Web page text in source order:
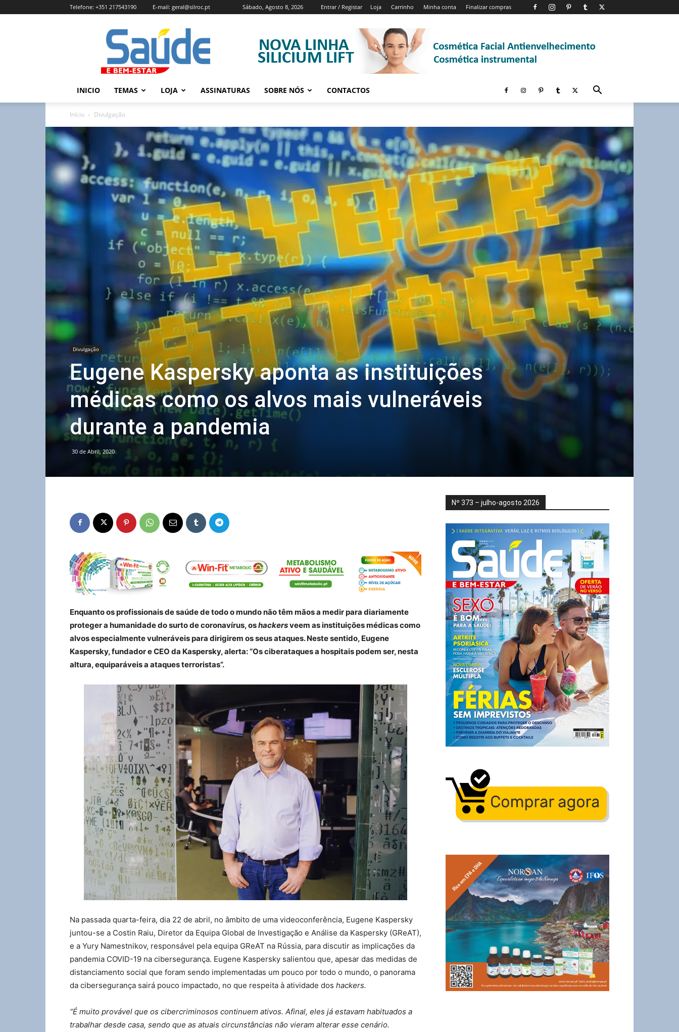
Sábado, Agosto 8, 2026 Entrar / Registar Loja Carrinho Minha conta Finalizar compras
Telefone: +351 217543190 E-mail: geral@silroc.pt
Revista
Saúde
e
Bem
Estar
Edição
INICIO TEMAS LOJA ASSINATURAS SOBRE NÓS CONTACTOS
Início Divulgação
Divulgação
Eugene Kaspersky aponta as instituições
médicas como os alvos mais vulneráveis
durante a pandemia
30 de Abril, 2020
Enquanto os profissionais de saúde de todo o mundo não têm mãos a medir para diariamente
proteger a humanidade do surto de coronavírus, oshackersveem as instituições médicas como
alvos especialmente vulneráveis para dirigirem os seus ataques. Neste sentido, Eugene
Kaspersky, fundador e CEO da Kaspersky, alerta: “Os ciberataques a hospitais podem ser, nesta
altura, equiparáveis a ataques terroristas”.
Na passada quarta-feira, dia 22 de abril, no âmbito de uma videoconferência, Eugene Kaspersky
juntou-se a Costin Raiu, Diretor da Equipa Global de Investigação e Análise da Kaspersky (GReAT),
e a Yury Namestnikov, responsável pela equipa GReAT na Rússia, para discutir as implicações da
pandemia COVID-19 na cibersegurança. Eugene Kaspersky salientou que, apesar das medidas de
distanciamento social que foram sendo implementadas um pouco por todo o mundo, o panorama
da cibersegurança sairá pouco impactado, no que respeita à atividade dos hackers.
“É muito provável que os cibercriminosos continuem ativos. Afinal, eles já estavam habituados a
trabalhar desde casa, sendo que as atuais circunstâncias não vieram alterar esse cenário.
Nº 373 – julho-agosto 2026